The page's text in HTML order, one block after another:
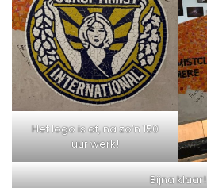
Het logo is af, na zo’n 150
uur werk!
Bijna klaar!